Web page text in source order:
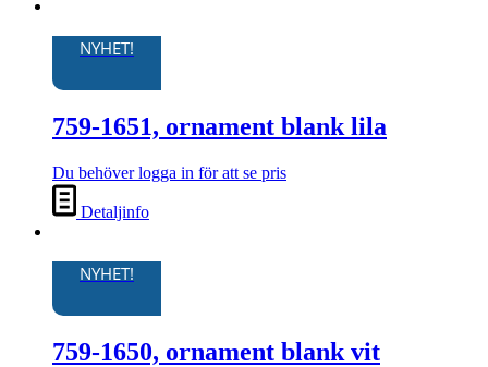
NYHET!
759-1651, ornament blank lila
Du behöver logga in för att se pris
Detaljinfo
NYHET!
759-1650, ornament blank vit